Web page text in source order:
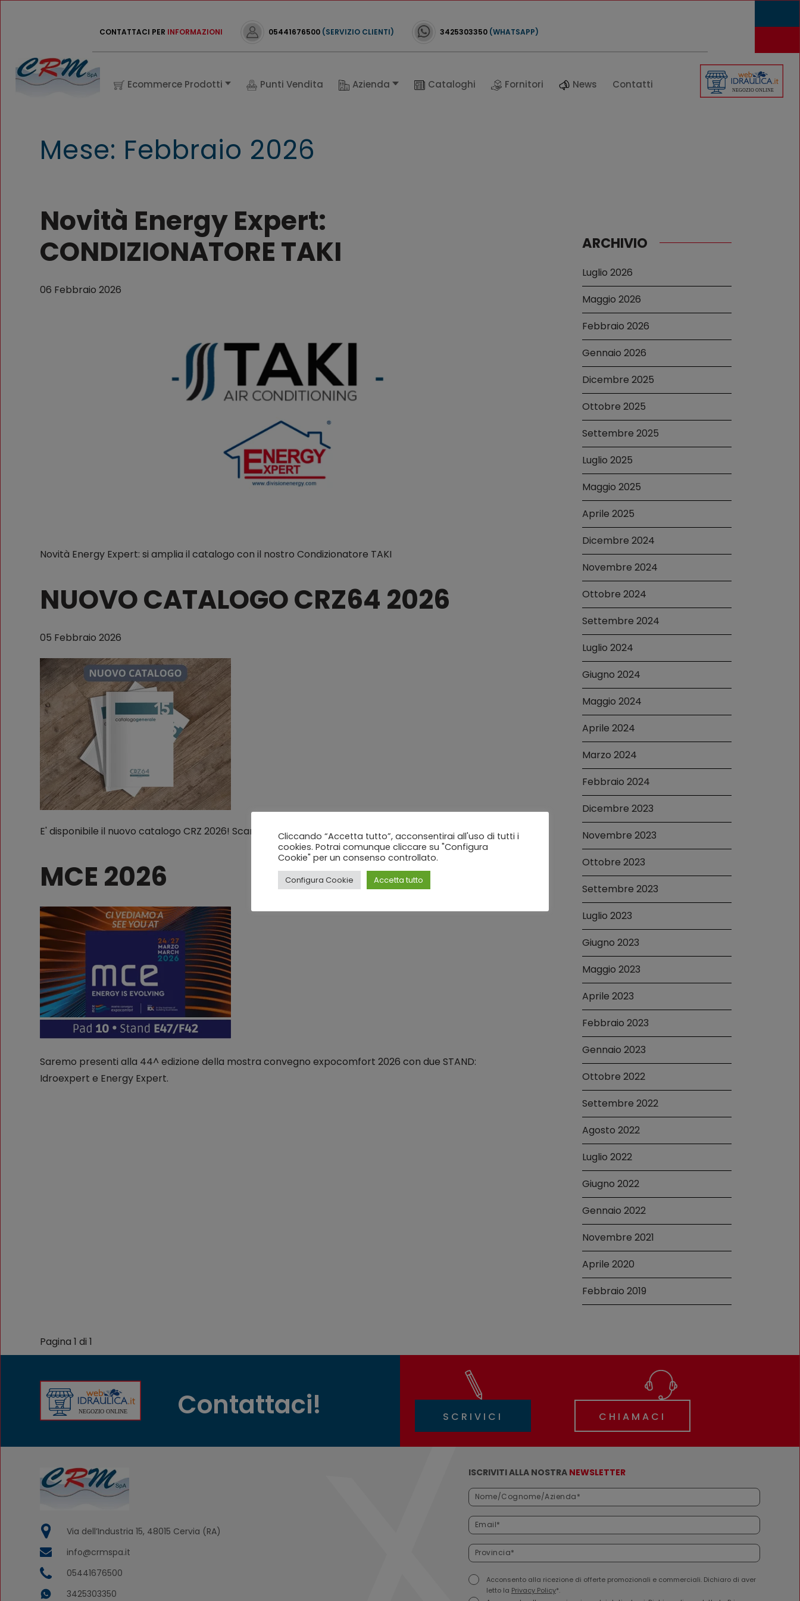
CONTATTACI PER INFORMAZIONI 05441676500 (SERVIZIO CLIENTI) 3425303350 (WHATSAPP)
Ecommerce Prodotti Punti Vendita Azienda Cataloghi Fornitori News Contatti
Mese: Febbraio 2026
Novità Energy Expert:
CONDIZIONATORE TAKI
06 Febbraio 2026
Novità Energy Expert: si amplia il catalogo con il nostro Condizionatore TAKI
NUOVO CATALOGO CRZ64 2026
05 Febbraio 2026
E' disponibile il nuovo catalogo CRZ 2026! Scarica o sfoglia il formato elettronico.
MCE 2026
Saremo presenti alla 44^ edizione della mostra convegno expocomfort 2026 con due STAND:
Idroexpert e Energy Expert.
ARCHIVIO
Luglio 2026
Maggio 2026
Febbraio 2026
Gennaio 2026
Dicembre 2025
Ottobre 2025
Settembre 2025
Luglio 2025
Maggio 2025
Aprile 2025
Dicembre 2024
Novembre 2024
Ottobre 2024
Settembre 2024
Luglio 2024
Giugno 2024
Maggio 2024
Aprile 2024
Marzo 2024
Febbraio 2024
Dicembre 2023
Novembre 2023
Ottobre 2023
Settembre 2023
Luglio 2023
Giugno 2023
Maggio 2023
Aprile 2023
Febbraio 2023
Gennaio 2023
Ottobre 2022
Settembre 2022
Agosto 2022
Luglio 2022
Giugno 2022
Gennaio 2022
Novembre 2021
Aprile 2020
Febbraio 2019
Pagina 1 di 1
Contattaci! SCRIVICI CHIAMACI
Via dell’Industria 15, 48015 Cervia (RA)
info@crmspa.it
05441676500
3425303350
ISCRIVITI ALLA NOSTRA NEWSLETTER
Acconsento alla ricezione di offerte promozionali e commerciali. Dichiaro di aver
letto la Privacy Policy*.
Cliccando “Accetta tutto”, acconsentirai all'uso di tutti i
cookies. Potrai comunque cliccare su "Configura
Cookie" per un consenso controllato.
Configura Cookie Accetta tutto